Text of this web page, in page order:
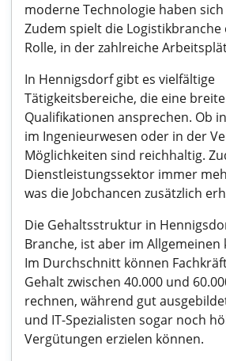
moderne Technologie haben
Zudem spielt die Logistikbranche
Rolle, in der zahlreiche
In Hennigsdorf gibt es vielfältige
Tätigkeitsbereiche, die eine
Qualifikationen ansprechen. Ob
im Ingenieurwesen oder in der
Möglichkeiten sind reichhaltig.
Dienstleistungssektor immer
was die Jobchancen zusätzlich
Die Gehaltsstruktur in
Branche, ist aber im
Im Durchschnitt können
Gehalt zwischen 40.000 und
rechnen, während gut
und IT-Spezialisten sogar noch
Vergütungen erzielen können.